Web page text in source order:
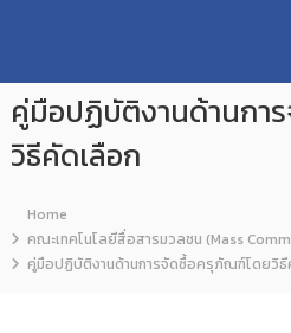
p
U
T
T
e
s
e
วิ
ท
ย
า
ย
เ
ท
ค
คู่มือปฏิบัติงานด้านกา
วิธีคัดเลือก
Home
คณะเทคโนโลยีสื่อสารมวลชน (Mass
คู่มือปฏิบัติงานด้านการจัดซื้อครุภัณฑ์โดยวิธี